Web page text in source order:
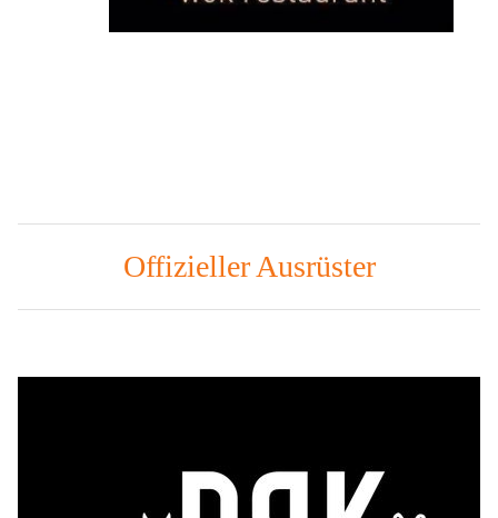
Offizieller Ausrüster